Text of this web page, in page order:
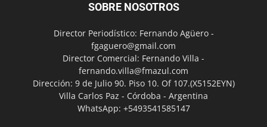
SOBRE NOSOTROS
Director Periodístico: Fernando Agüero -
fgaguero@gmail.com
Director Comercial: Fernando Villa -
fernando.villa@fmazul.com
Dirección: 9 de Julio 90. Piso 10. Of 107.(X5152EYN)
Villa Carlos Paz - Córdoba - Argentina
WhatsApp: +5493541585147